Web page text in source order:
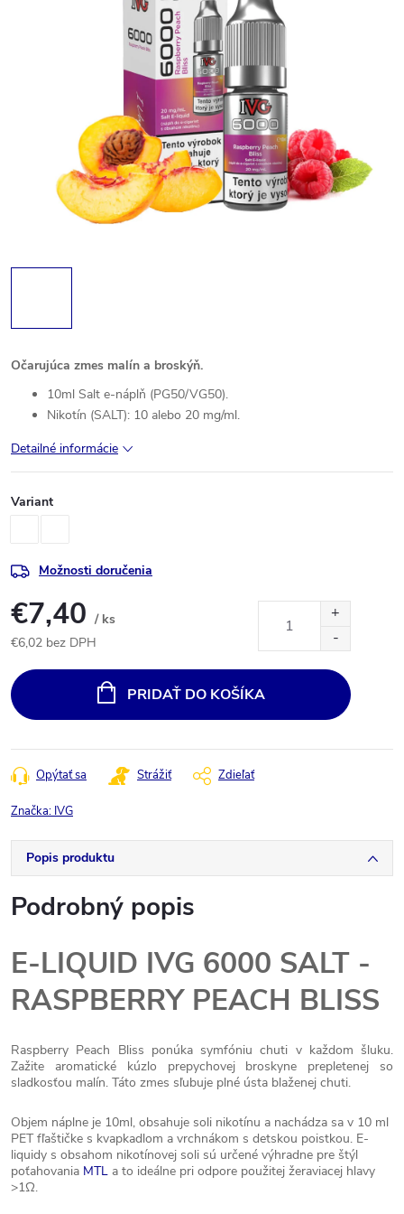
Očarujúca zmes malín a broskýň.
10ml Salt e-náplň (PG50/VG50).
Nikotín (SALT): 10 alebo 20 mg/ml.
Detailné informácie
Variant
Možnosti doručenia
€7,40 / ks
€6,02 bez DPH
cena:
PRIDAŤ DO KOŠÍKA
Opýtať sa Strážiť Zdieľať
Značka: IVG
Popis produktu
Podrobný popis
E-LIQUID IVG 6000 SALT -
RASPBERRY PEACH BLISS
Raspberry Peach Bliss ponúka symfóniu chuti v každom šluku.
Zažite aromatické kúzlo prepychovej broskyne prepletenej so
sladkosťou malín. Táto zmes sľubuje plné ústa blaženej chuti.
Objem náplne je 10ml, obsahuje soli nikotínu a nachádza sa v 10 ml
PET fľaštičke s kvapkadlom a vrchnákom s detskou poistkou. E-
liquidy s obsahom nikotínovej soli sú určené výhradne pre štýl
poťahovania MTL a to ideálne pri odpore použitej žeraviacej hlavy
>1Ω.